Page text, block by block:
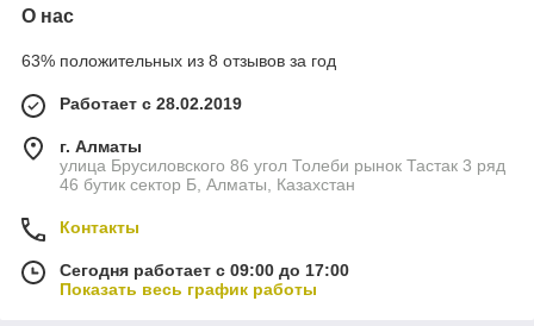
О нас
63% положительных из 8 отзывов за год
Работает с 28.02.2019
г. Алматы
улица Брусиловского 86 угол Толеби рынок Тастак 3 ряд
46 бутик сектор Б, Алматы, Казахстан
Контакты
Сегодня работает с 09:00 до 17:00
Показать весь график работы